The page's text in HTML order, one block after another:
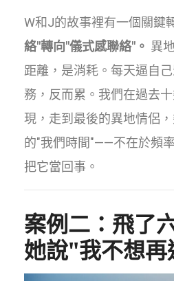
W和J的故事裡有一個關鍵
絡"轉向"儀式感聯絡"。 異
距離，是消耗。每天逼自
務，反而累。我們在過去
現，走到最後的異地情侶
的"我們時間"——不在於頻
把它當回事。
案例二：飛了
她說"我不想